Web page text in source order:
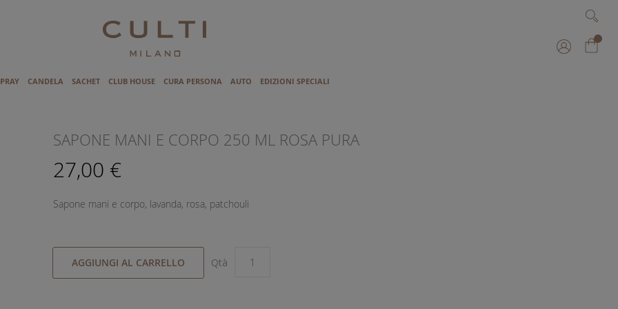
CANDELA SACHET CLUB HOUSE CURA PERSONA AUTO EDIZIONI SPECIALI
Cerca
SAPONE MANI E CORPO 250 ML ROSA PURA
27,00 €
Sapone mani e corpo, lavanda, rosa, patchouli
AGGIUNGI AL CARRELLO Qtà